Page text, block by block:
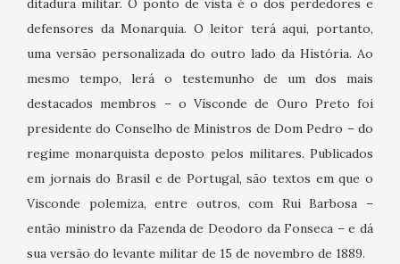
ditadura militar. O ponto de vista é o dos perdedores e
defensores da Monarquia. O leitor terá aqui, portanto,
uma versão personalizada do outro lado da História. Ao
mesmo tempo, lerá o testemunho de um dos mais
destacados membros – o Visconde de Ouro Preto foi
presidente do Conselho de Ministros de Dom Pedro – do
regime monarquista deposto pelos militares. Publicados
em jornais do Brasil e de Portugal, são textos em que o
Visconde polemiza, entre outros, com Rui Barbosa –
então ministro da Fazenda de Deodoro da Fonseca – e dá
sua versão do levante militar de 15 de novembro de 1889.